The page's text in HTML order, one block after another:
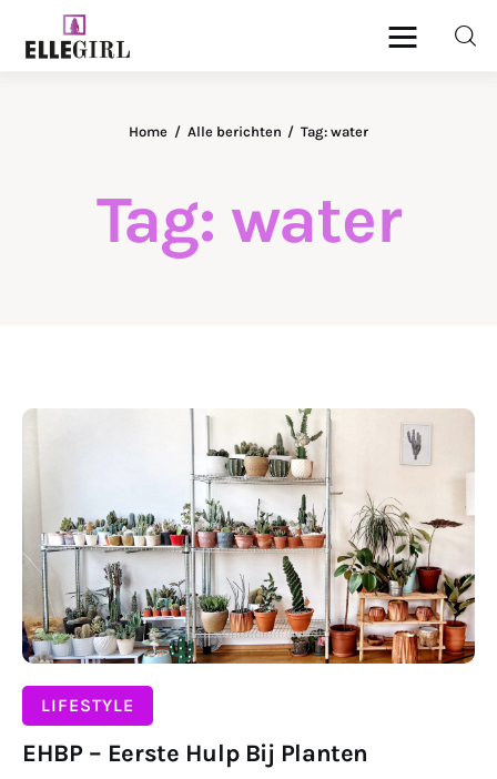
Tag: water
Home Alle berichten Tag: water
Ellegirl
Fashion
Wonen
Zakelijk
LIFESTYLE
EHBP – Eerste Hulp Bij Planten
DELEN